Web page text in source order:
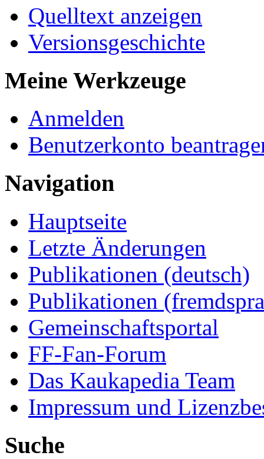
Quelltext anzeigen
Versionsgeschichte
Meine Werkzeuge
Anmelden
Benutzerkonto
Navigation
Hauptseite
Letzte Änderungen
Publikationen (deutsch)
Publikationen
Gemeinschaftsportal
FF-Fan-Forum
Das Kaukapedia Team
Impressum und
Suche